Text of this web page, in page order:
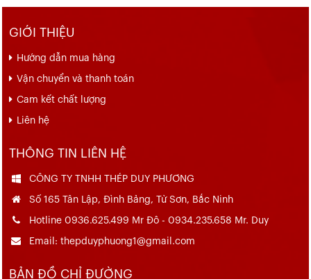
GIỚI THIỆU
Hướng dẫn mua hàng
Vận chuyển và thanh toán
Cam kết chất lượng
Liên hệ
THÔNG TIN LIÊN HỆ
CÔNG TY TNHH THÉP DUY PHƯƠNG
Số 165 Tân Lập, Đình Bảng, Từ Sơn, Bắc Ninh
Hotline 0936.625.499 Mr Đô - 0934.235.658 Mr. Duy
Email: thepduyphuong1@gmail.com
BẢN ĐỒ CHỈ ĐƯỜNG